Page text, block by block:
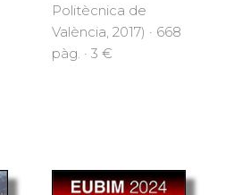
Politècnica de
València, 2017) · 668
pàg. · 3 €